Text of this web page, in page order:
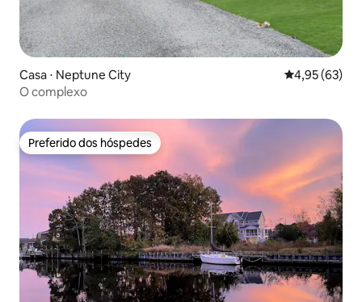
Casa ⋅ Neptune City 4,95 de uma
4,95 (63)
O complexo
Preferido dos hóspedes
Preferido dos hóspedes